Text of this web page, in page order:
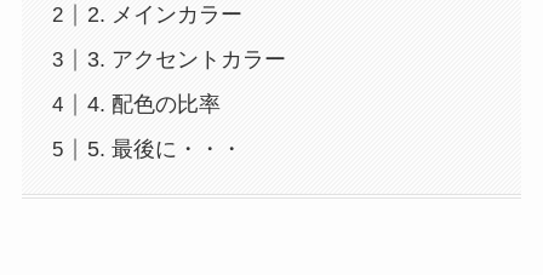
2. メインカラー
3. アクセントカラー
4. 配色の比率
5. 最後に・・・